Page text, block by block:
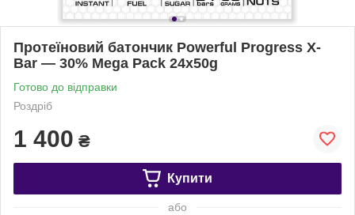
Протеїновий батончик Powerful Progress X-
Bar — 30% Mega Pack 24x50g
Готово до відправки
Роздріб
1 400 ₴
Купити
або